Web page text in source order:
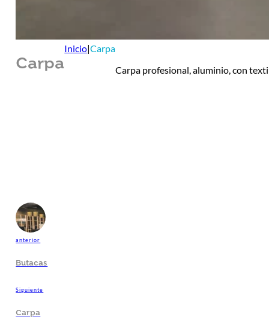
Carpa
Inicio|Carpa
Carpa profesional, aluminio, con
anterior
Butacas
Siguiente
Carpa